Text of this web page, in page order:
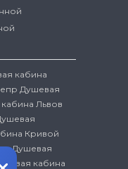
кабина
Душевая
Львов
Кривой
Душевая
кабина